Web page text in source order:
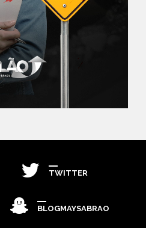
TWITTER
BLOGMAYSABRAO